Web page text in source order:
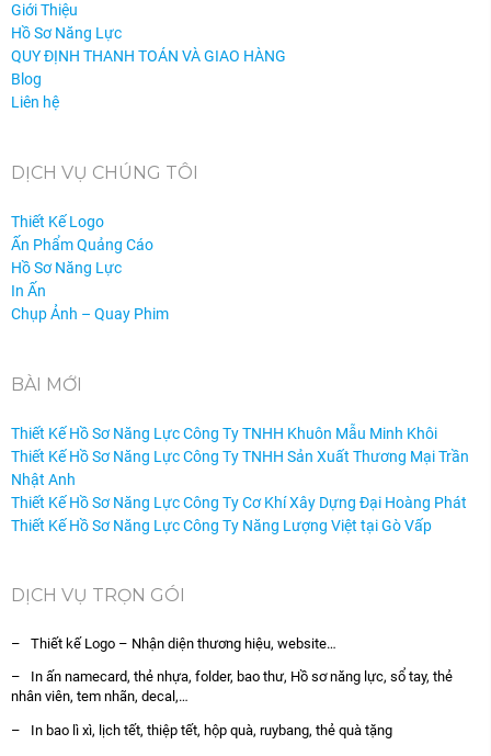
Giới Thiệu
Hồ Sơ Năng Lực
QUY ĐỊNH THANH TOÁN VÀ GIAO HÀNG
Blog
Liên hệ
DỊCH VỤ CHÚNG TÔI
Thiết Kế Logo
Ấn Phẩm Quảng Cáo
Hồ Sơ Năng Lực
In Ấn
Chụp Ảnh – Quay Phim
BÀI MỚI
Thiết Kế Hồ Sơ Năng Lực Công Ty TNHH Khuôn Mẫu Minh Khôi
Thiết Kế Hồ Sơ Năng Lực Công Ty TNHH Sản Xuất Thương Mại Trần
Nhật Anh
Thiết Kế Hồ Sơ Năng Lực Công Ty Cơ Khí Xây Dựng Đại Hoàng Phát
Thiết Kế Hồ Sơ Năng Lực Công Ty Năng Lượng Việt tại Gò Vấp
DỊCH VỤ TRỌN GÓI
– Thiết kế Logo – Nhận diện thương hiệu, website…
– In ấn namecard, thẻ nhựa, folder, bao thư, Hồ sơ năng lực, sổ tay, thẻ
nhân viên, tem nhãn, decal,…
– In bao lì xì, lịch tết, thiệp tết, hộp quà, ruybang, thẻ quà tặng